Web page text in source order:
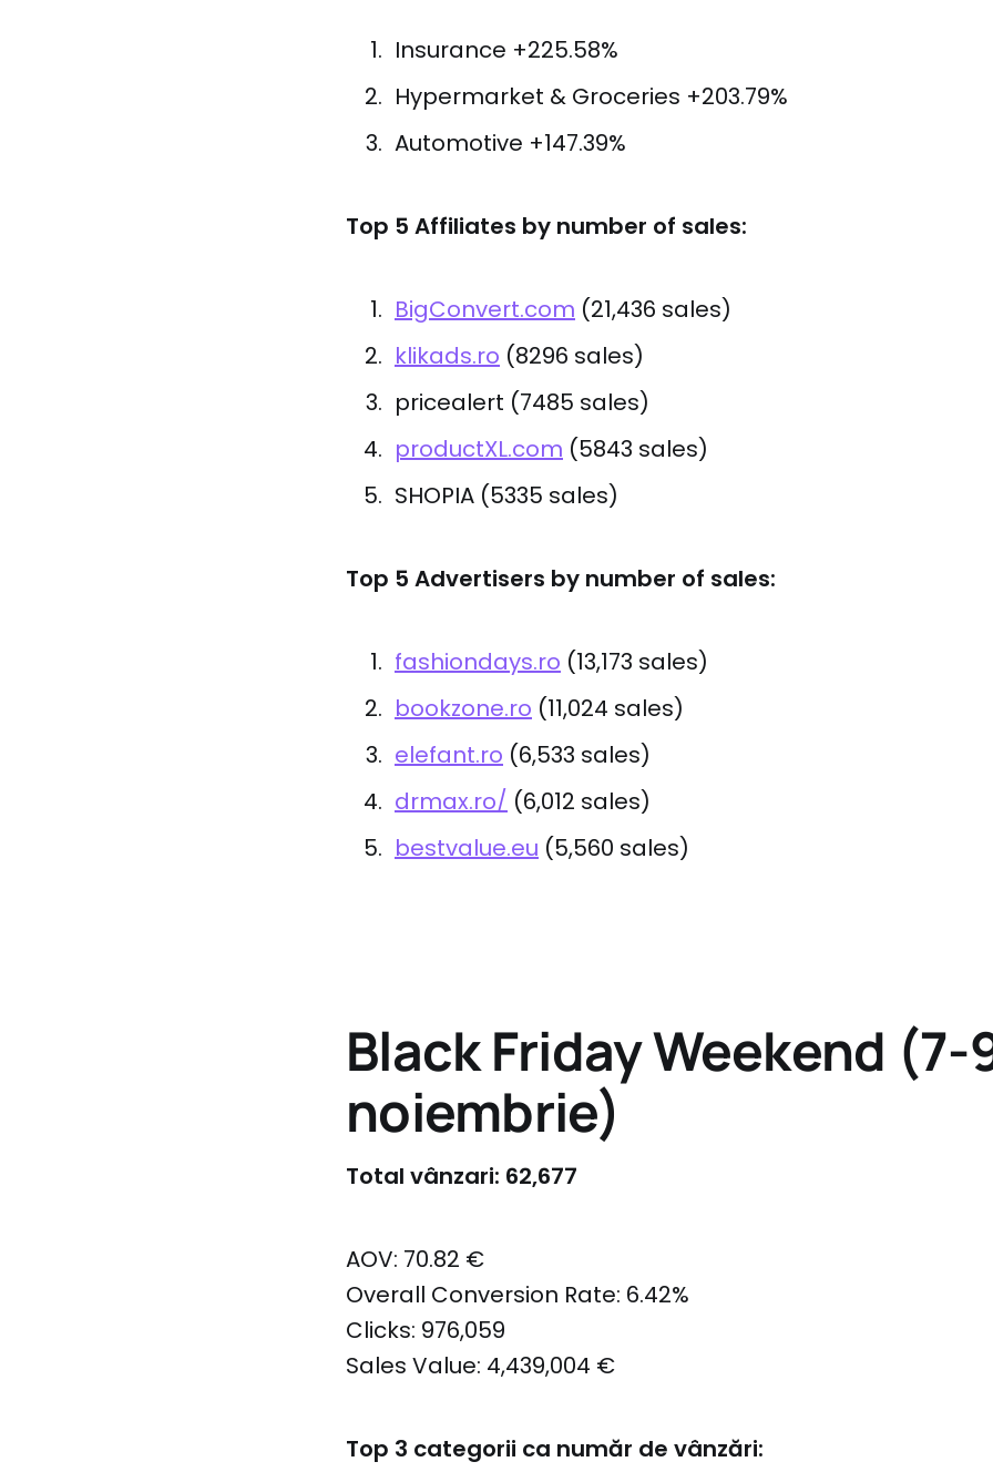
Insurance +225.58%
Hypermarket & Groceries +203.79%
Automotive +147.39%
Top 5 Affiliates by number of sales:
BigConvert.com (21,436 sales)
klikads.ro (8296 sales)
pricealert (7485 sales)
productXL.com (5843 sales)
SHOPIA (5335 sales)
Top 5 Advertisers by number of sales:
fashiondays.ro (13,173 sales)
bookzone.ro (11,024 sales)
elefant.ro (6,533 sales)
drmax.ro/ (6,012 sales)
bestvalue.eu (5,560 sales)
Black Friday Weekend (7-
noiembrie)
Total vânzari: 62,677
AOV: 70.82 €
Overall Conversion Rate: 6.42%
Clicks: 976,059
Sales Value: 4,439,004 €
Top 3 categorii ca număr de vânzări: